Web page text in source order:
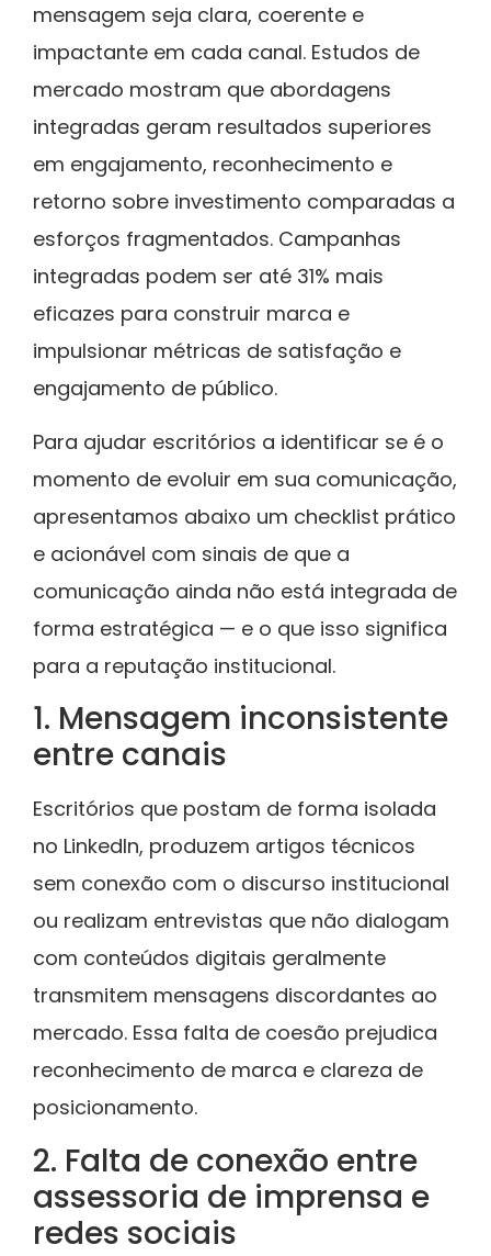
mensagem seja clara, coerente e
impactante em cada canal. Estudos de
mercado mostram que abordagens
integradas geram resultados superiores
em engajamento, reconhecimento e
retorno sobre investimento comparadas a
esforços fragmentados. Campanhas
integradas podem ser até 31% mais
eficazes para construir marca e
impulsionar métricas de satisfação e
engajamento de público.
Para ajudar escritórios a identificar se é o
momento de evoluir em sua comunicação,
apresentamos abaixo um checklist prático
e acionável com sinais de que a
comunicação ainda não está integrada de
forma estratégica — e o que isso significa
para a reputação institucional.
1. Mensagem inconsistente
entre canais
Escritórios que postam de forma isolada
no LinkedIn, produzem artigos técnicos
sem conexão com o discurso institucional
ou realizam entrevistas que não dialogam
com conteúdos digitais geralmente
transmitem mensagens discordantes ao
mercado. Essa falta de coesão prejudica
reconhecimento de marca e clareza de
posicionamento.
2. Falta de conexão entre
assessoria de imprensa e
redes sociais